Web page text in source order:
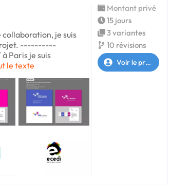
je suis
----------
Paris je suis
le texte
Montant privé
15 jours
3 variantes
10 révisions
Voir le profil